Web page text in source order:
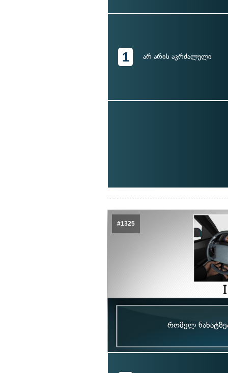
1 არ არის აკრძალული
#1325
რომელ